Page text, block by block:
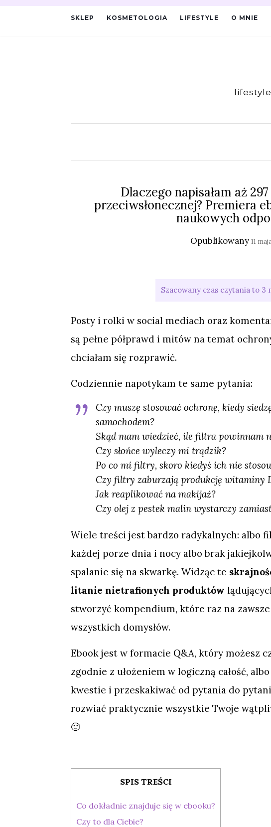
SKLEP KOSMETOLOGIA LIFESTYLE O MNIE
Dlaczego napisałam aż
przeciwsłonecznej? Premiera
naukowych
Opublikowany 11
Posty i rolki w social mediach oraz
są pełne półprawd i mitów na temat
chciałam się rozprawić.
Codziennie napotykam te same pytania:
Czy muszę stosować ochronę, kiedy
samochodem?
Skąd mam wiedzieć, ile filtra powinnam
Czy słońce wyleczy mi trądzik?
Po co mi filtry, skoro kiedyś ich nie
Czy filtry zaburzają produkcję witaminy
Jak reaplikować na makijaż?
Czy olej z pestek malin wystarczy
Wiele treści jest bardzo radykalnych: albo
każdej porze dnia i nocy albo brak
spalanie się na skwarkę. Widząc te
litanie nietrafionych produktów
stworzyć kompendium, które raz na
wszystkich domysłów.
Ebook jest w formacie Q&A, który możesz
zgodnie z ułożeniem w logiczną całość,
kwestie i przeskakiwać od pytania do
rozwiać praktycznie wszystkie Twoje
🙂
SPIS TREŚCI
Co dokładnie znajduje się w ebooku?
Czy to dla Ciebie?